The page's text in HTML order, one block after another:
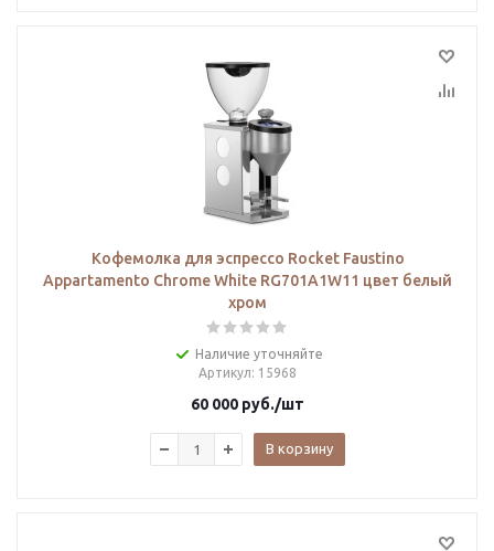
Кофемолка для эспрессо Rocket Faustino
Appartamento Chrome White RG701A1W11 цвет белый
хром
Наличие уточняйте
Артикул: 15968
60 000 руб./шт
В корзину